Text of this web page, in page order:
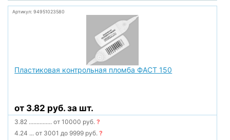
Артикул: 94951023580
Пластиковая контрольная пломба ФАСТ 150
от 3.82 руб. за шт.
3.82 ............... от 10000 руб.?
4.24 ... от 3001 до 9999 руб.?